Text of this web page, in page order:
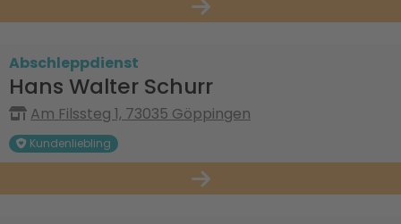
Abschleppdienst
Hans Walter Schurr
Am Filssteg 1, 73035 Göppingen
Kundenliebling